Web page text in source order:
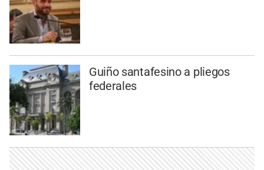
Guiño santafesino a pliegos
federales